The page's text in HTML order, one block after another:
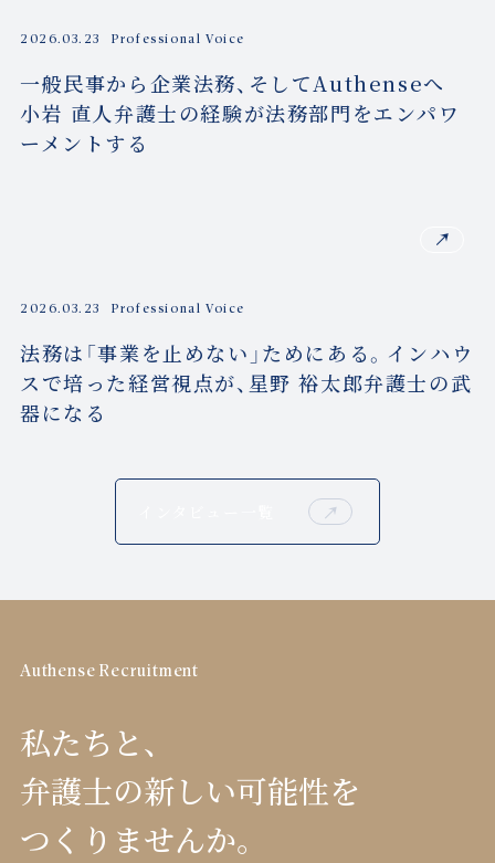
2026.03.23 Professional Voice
一般民事から企業法務、そしてAuthenseへ
小岩 直人弁護士の経験が法務部門をエンパワ
ーメントする
2026.03.23 Professional Voice
法務は「事業を止めない」ためにある。インハウ
スで培った経営視点が、星野 裕太郎弁護士の武
器になる
Authense Recruitment
私たちと、
弁護士の新しい可能性を
つくりませんか。